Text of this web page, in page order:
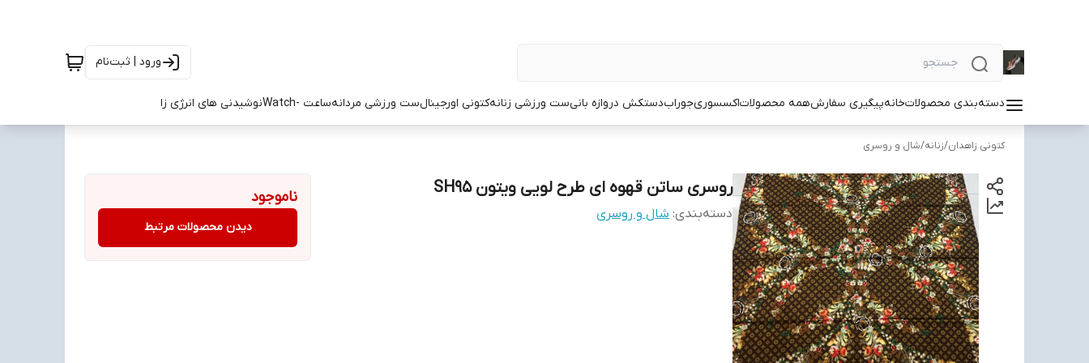
ورود | ثبت‌نام
دسته‌بندی محصولاتخانهپیگیری سفارشهمه محصولاتاکسسوریجورابدستکش دروازه بانیست ورزشی زنانهکتونی اورجینالست ورزشی مردانهساعت -Watch نوشیدنی های انرژی زا
کتونی زاهدان/زنانه/شال و روسری
روسری ساتن قهوه ای طرح لویی ویتون SH95
دسته‌بندی: شال و روسری
ناموجود
دیدن محصولات مرتبط